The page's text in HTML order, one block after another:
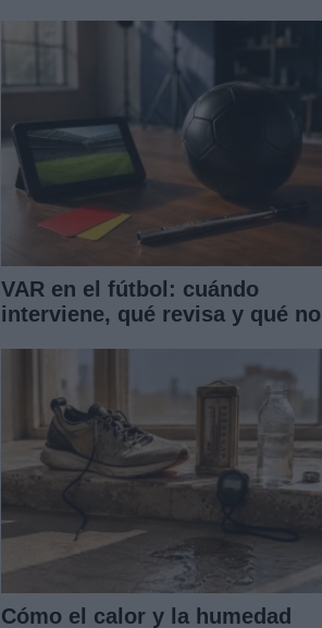
VAR en el fútbol: cuándo
interviene, qué revisa y qué no
Cómo el calor y la humedad